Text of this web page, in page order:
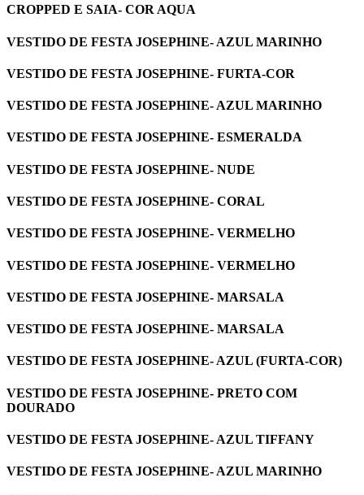
CROPPED E SAIA- COR AQUA
VESTIDO DE FESTA JOSEPHINE- AZUL MARINHO
VESTIDO DE FESTA JOSEPHINE- FURTA-COR
VESTIDO DE FESTA JOSEPHINE- AZUL MARINHO
VESTIDO DE FESTA JOSEPHINE- ESMERALDA
VESTIDO DE FESTA JOSEPHINE- NUDE
VESTIDO DE FESTA JOSEPHINE- CORAL
VESTIDO DE FESTA JOSEPHINE- VERMELHO
VESTIDO DE FESTA JOSEPHINE- VERMELHO
VESTIDO DE FESTA JOSEPHINE- MARSALA
VESTIDO DE FESTA JOSEPHINE- MARSALA
VESTIDO DE FESTA JOSEPHINE- AZUL (FURTA-COR)
VESTIDO DE FESTA JOSEPHINE- PRETO COM
DOURADO
VESTIDO DE FESTA JOSEPHINE- AZUL TIFFANY
VESTIDO DE FESTA JOSEPHINE- AZUL MARINHO